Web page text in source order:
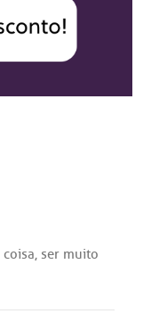
coisa, ser muito